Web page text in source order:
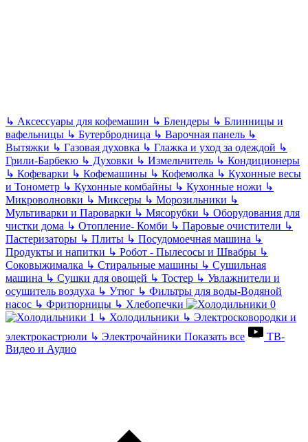
↳ Аксессуары для кофемашин ↳ Блендеры ↳ Блинницы и
вафельницы ↳ Бутербродница ↳ Варочная панель ↳
Вытяжки ↳ Газовая духовка ↳ Глажка и уход за одеждой ↳
Грили-Барбекю ↳ Духовки ↳ Измельчитель ↳ Кондиционеры
↳ Кофеварки ↳ Кофемашины ↳ Кофемолка ↳ Кухонные весы
и Тонометр ↳ Кухонные комбайны ↳ Кухонные ножи ↳
Микроволновки ↳ Миксеры ↳ Морозильники ↳
Мультиварки и Пароварки ↳ Мясорубки ↳ Оборудования для
чистки дома ↳ Отопление- Комби ↳ Паровые очистители ↳
Пастеризаторы ↳ Плиты ↳ Посудомоечная машина ↳
Продукты и напитки ↳ Робот - Пылесосы и Швабры ↳
Соковыжималка ↳ Стиральные машины ↳ Сушильная
машина ↳ Сушки для овощей ↳ Тостер ↳ Увлажнители и
осушитель воздуха ↳ Утюг ↳ Фильтры для воды-Водяной
насос ↳ Фритюрницы ↳ Хлебопечки
↳ Холодильники ↳ Электросковородки и
электрокастрюли ↳ Электрочайники Показать все
ТВ-
Видео и Аудио